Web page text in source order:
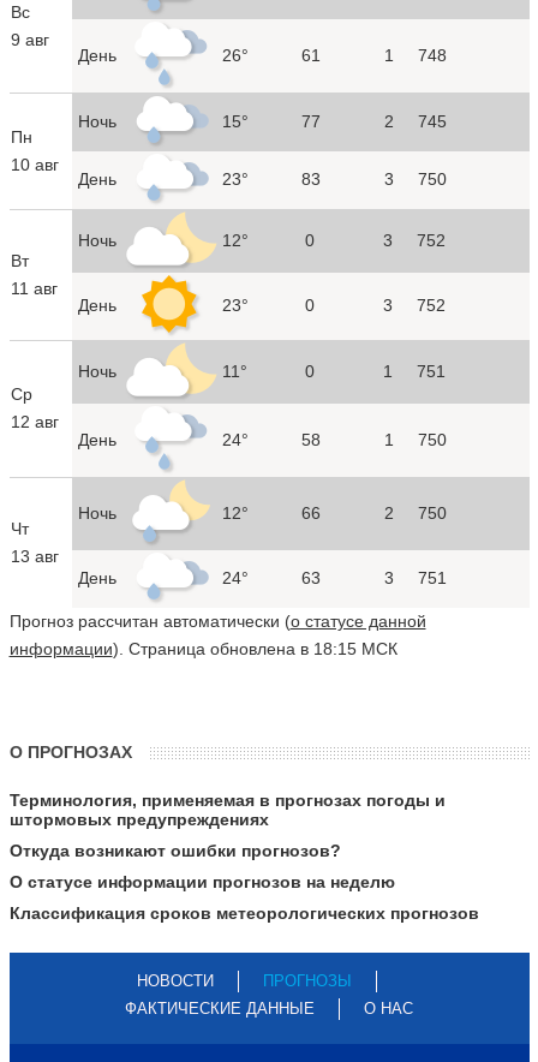
Вс
9 авг
День 26° 61 1 748
Пн
10 авг
Ночь 15° 77 2 745
День 23° 83 3 750
Вт
11 авг
Ночь 12° 0 3 752
День 23° 0 3 752
Ср
12 авг
Ночь 11° 0 1 751
День 24° 58 1 750
Чт
13 авг
Ночь 12° 66 2 750
День 24° 63 3 751
Прогноз рассчитан автоматически (о статусе данной
информации). Страница обновлена в 18:15 МСК
О ПРОГНОЗАХ
Терминология, применяемая в прогнозах погоды и
штормовых предупреждениях
Откуда возникают ошибки прогнозов?
О статусе информации прогнозов на неделю
Классификация сроков метеорологических прогнозов
НОВОСТИ
ПРОГНОЗЫ
ФАКТИЧЕСКИЕ ДАННЫЕ
О НАС